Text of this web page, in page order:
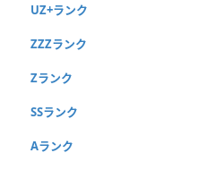
UZ+ランク
ZZZランク
Zランク
SSランク
Aランク